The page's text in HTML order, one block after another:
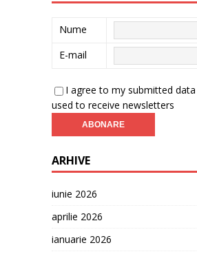
Nume
E-mail
I agree to my submitted
used to receive newsletters
ARHIVE
iunie 2026
aprilie 2026
ianuarie 2026